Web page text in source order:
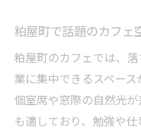
粕屋町で話題のカフェ
粕屋町のカフェでは、
業に集中できるスペー
個室席や窓際の自然光
も適しており、勉強や